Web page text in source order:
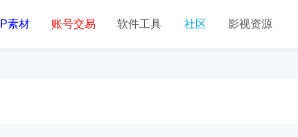
素材 账号交易 软件工具 社区 影视资源